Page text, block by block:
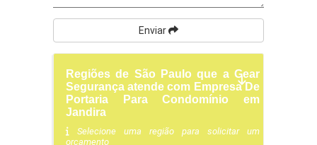
Enviar
Regiões de São Paulo que a Gear
Segurança atende com Empresa De
Portaria Para Condomínio em
Jandira
Selecione uma região para solicitar um
orçamento